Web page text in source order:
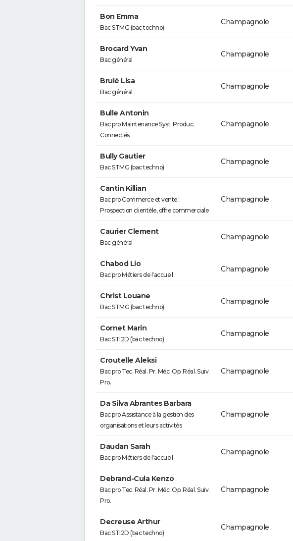
Bon Emma
Bac STMG (bac techno)
Champagnole
Brocard Yvan
Bac général
Champagnole
Brulé Lisa
Bac général
Champagnole
Bulle Antonin
Bac pro Maintenance Syst. Produc.
Connectés
Champagnole
Bully Gautier
Bac STMG (bac techno)
Champagnole
Cantin Killian
Bac pro Commerce et vente :
Prospection clientèle, offre commerciale
Champagnole
Caurier Clement
Bac général
Champagnole
Chabod Lio
Bac pro Métiers de l'accueil
Champagnole
Christ Louane
Bac STMG (bac techno)
Champagnole
Cornet Marin
Bac STI2D (bac techno)
Champagnole
Croutelle Aleksi
Bac pro Tec. Réal. Pr. Méc. Op. Réal. Suiv.
Pro.
Champagnole
Da Silva Abrantes Barbara
Bac pro Assistance à la gestion des
organisations et leurs activités
Champagnole
Daudan Sarah
Bac pro Métiers de l'accueil
Champagnole
Debrand-Cula Kenzo
Bac pro Tec. Réal. Pr. Méc. Op. Réal. Suiv.
Pro.
Champagnole
Decreuse Arthur
Bac STI2D (bac techno)
Champagnole